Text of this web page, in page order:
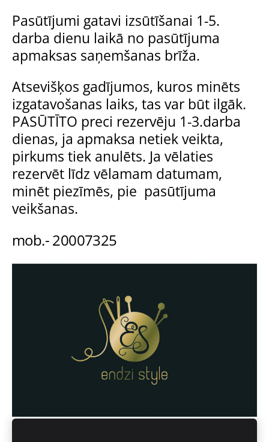
Pasūtījumi gatavi izsūtīšanai 1-5.
darba dienu laikā no pasūtījuma
apmaksas saņemšanas brīža.
Atsevišķos gadījumos, kuros minēts
izgatavošanas laiks, tas var būt ilgāk.
PASŪTĪTO preci rezervēju 1-3.darba
dienas, ja apmaksa netiek veikta,
pirkums tiek anulēts. Ja vēlaties
rezervēt līdz vēlamam datumam,
minēt piezīmēs, pie pasūtījuma
veikšanas.
mob.- 20007325